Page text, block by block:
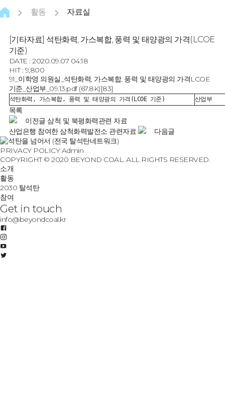
활동 자료실
[기타자료] 석탄화력, 가스복합, 풍력 및 태양광의 가격(LCOE
기준)
DATE : 2020.09.07 04:18
HIT : 9,800
91_이학영 의원실_석탄화력, 가스복합, 풍력 및 태양광의 가격LCOE
기준_산업부_09.13.pdf(67.8K)[83]
석탄화력, 가스복합, 풍력 및 태양광의 가격(LCOE 기준) 산업부
목록
이전글 삼척 및 북평화력관련 자료
산업은행 참여한 삼척화력발전소 관련자료
다음글
PRIVACY POLICY Admin
COPYRIGHT © 2020 BEYOND COAL. ALL RIGHTS RESERVED.
소개
활동
2030 탈석탄
참여
Get in touch
info@beyondcoal.kr